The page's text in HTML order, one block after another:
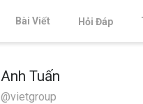
Bài Viết Hỏi Đáp
Anh Tuấn
@vietgroup